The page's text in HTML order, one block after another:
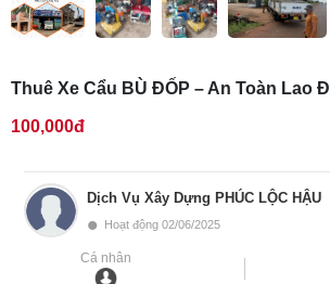
Thuê Xe Cẩu BÙ ĐỐP – An Toàn Lao
100,000đ
Dịch Vụ Xây Dựng PHÚC LỘC HẬU
• Hoạt động 02/06/2025
Cá nhân